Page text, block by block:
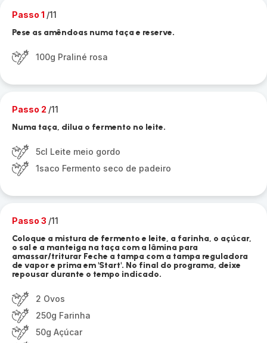
Passo 1 /11
Pese as amêndoas numa taça e reserve.
100g Praliné rosa
Passo 2 /11
Numa taça, dilua o fermento no leite.
5cl Leite meio gordo
1saco Fermento seco de padeiro
Passo 3 /11
Coloque a mistura de fermento e leite, a farinha, o açúcar,
o sal e a manteiga na taça com a lâmina para
amassar/triturar Feche a tampa com a tampa reguladora
de vapor e prima em 'Start'. No final do programa, deixe
repousar durante o tempo indicado.
2 Ovos
250g Farinha
50g Açúcar